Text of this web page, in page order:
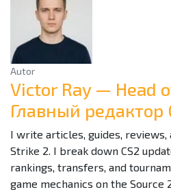
Autor
Victor Ray — Head
Главный редактор
I write articles, guides, reviews,
Strike 2. I break down CS2
rankings, transfers, and
game mechanics on the